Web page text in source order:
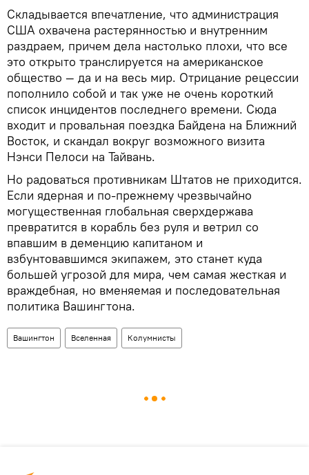
Складывается впечатление, что администрация
США охвачена растерянностью и внутренним
раздраем, причем дела настолько плохи, что все
это открыто транслируется на американское
общество — да и на весь мир. Отрицание рецессии
пополнило собой и так уже не очень короткий
список инцидентов последнего времени. Сюда
входит и провальная поездка Байдена на Ближний
Восток, и скандал вокруг возможного визита
Нэнси Пелоси на Тайвань.
Но радоваться противникам Штатов не приходится.
Если ядерная и по-прежнему чрезвычайно
могущественная глобальная сверхдержава
превратится в корабль без руля и ветрил со
впавшим в деменцию капитаном и
взбунтовавшимся экипажем, это станет куда
большей угрозой для мира, чем самая жесткая и
враждебная, но вменяемая и последовательная
политика Вашингтона.
Вашингтон Вселенная Колумнисты